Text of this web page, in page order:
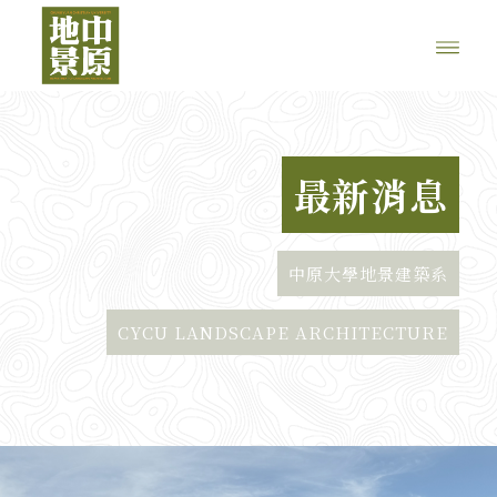
最新消息
中原大學地景建築系
CYCU LANDSCAPE ARCHITECTURE